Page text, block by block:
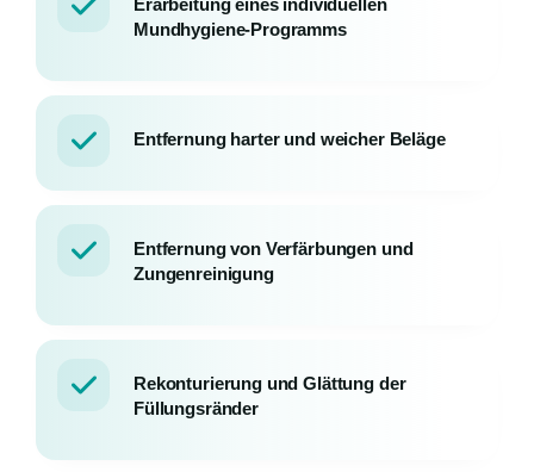
Erarbeitung eines individuellen
Mundhygiene-Programms
Entfernung harter und weicher Beläge
Entfernung von Verfärbungen und
Zungenreinigung
Rekonturierung und Glättung der
Füllungsränder